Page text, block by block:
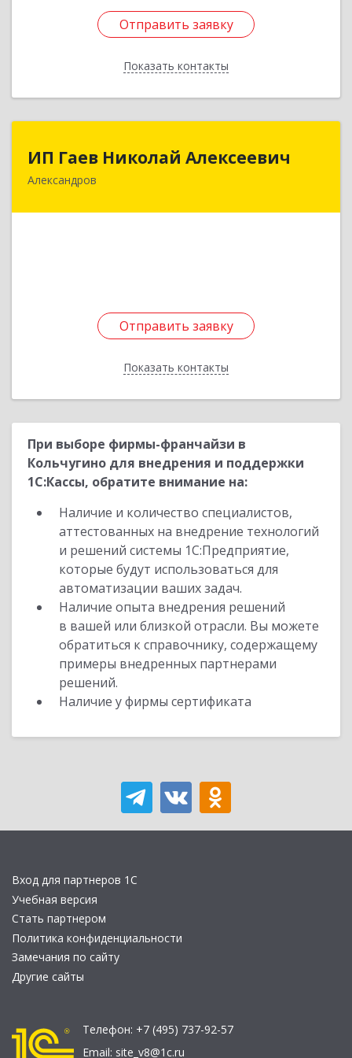
Отправить заявку
Показать контакты
Отправить заявку
Назад
ИП Гаев Николай Алексеевич
Александров
Отправить заявку
Показать контакты
ИП Гаев Николай Алексеевич
601650, Владимирская обл, Александровский р-
Отправить заявку
Назад
При выборе фирмы-франчайзи в
Кольчугино для внедрения и поддержки
1С:Кассы, обратите внимание на:
Наличие и количество специалистов,
аттестованных на внедрение технологий
и решений системы 1С:Предприятие,
которые будут использоваться для
автоматизации ваших задач.
Наличие опыта внедрения решений
в вашей или близкой отрасли. Вы можете
обратиться к справочнику, содержащему
примеры внедренных партнерами
решений.
Наличие у фирмы сертификата
Вход для партнеров 1С
Учебная версия
Стать партнером
Политика конфиденциальности
Замечания по сайту
Другие сайты
Телефон: +7 (495) 737-92-57
Email: site_v8@1c.ru